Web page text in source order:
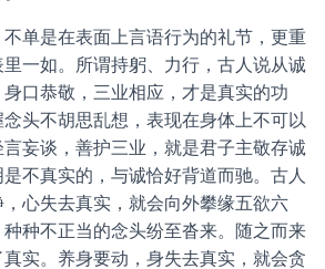
单是在表面上言语行为的礼节，更重
一如。所谓持躬、力行，古人说从诚
口恭敬，三业相应，才是真实的功
头不胡思乱想，表现在身体上不可以
妄谈，善护三业，就是君子主敬存诚
不真实的，与诚恰好背道而驰。古人
心失去真实，就会向外攀缘五欲六
种不正当的念头纷至沓来。随之而来
实。养身要动，身失去真实，就会贪